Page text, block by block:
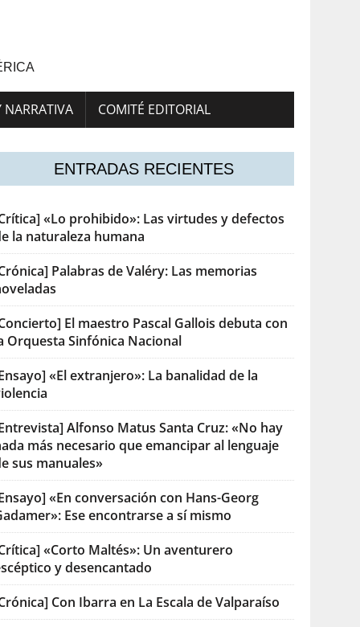
NARRATIVA COMITÉ EDITORIAL
ENTRADAS RECIENTES
«Lo prohibido»: Las virtudes y defectos
la naturaleza humana
Palabras de Valéry: Las memorias
El maestro Pascal Gallois debuta con
Orquesta Sinfónica Nacional
«El extranjero»: La banalidad de la
Alfonso Matus Santa Cruz: «No hay
más necesario que emancipar al lenguaje
sus manuales»
«En conversación con Hans-Georg
Ese encontrarse a sí mismo
«Corto Maltés»: Un aventurero
y desencantado
Con Ibarra en La Escala de Valparaíso